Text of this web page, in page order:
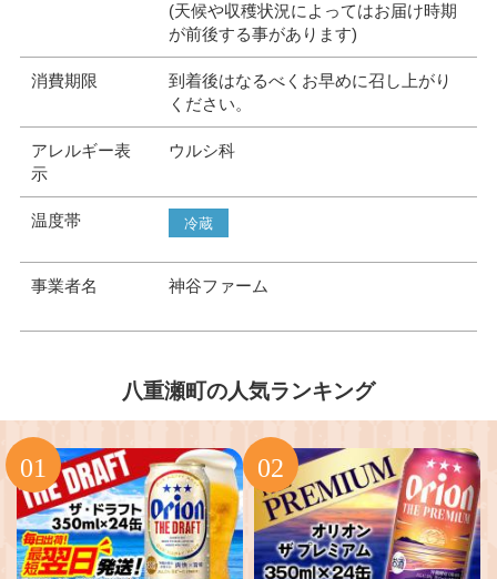
(天候や収穫状況によってはお届け時期
が前後する事があります)
消費期限
到着後はなるべくお早めに召し上がり
ください。
アレルギー表
示
ウルシ科
温度帯 冷蔵
事業者名 神谷ファーム
八重瀬町の人気ランキング